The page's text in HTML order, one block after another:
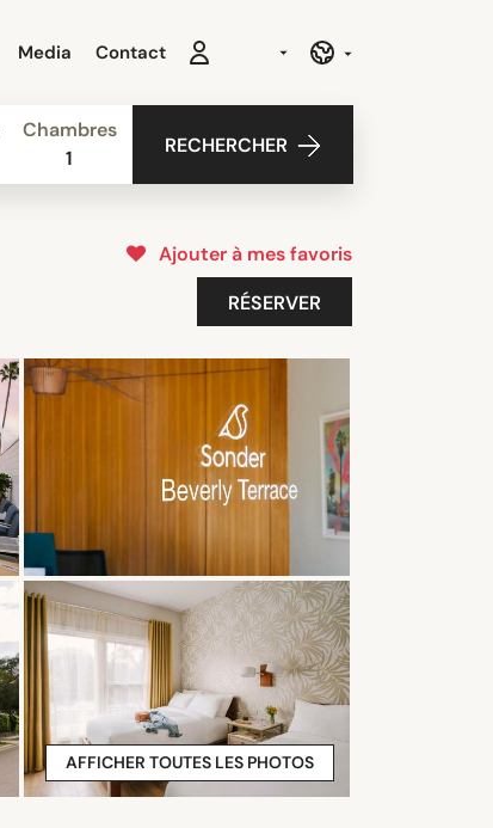
Media Contact
Chambres
1
RECHERCHER
Ajouter à mes favoris
RÉSERVER
AFFICHER TOUTES LES PHOTOS